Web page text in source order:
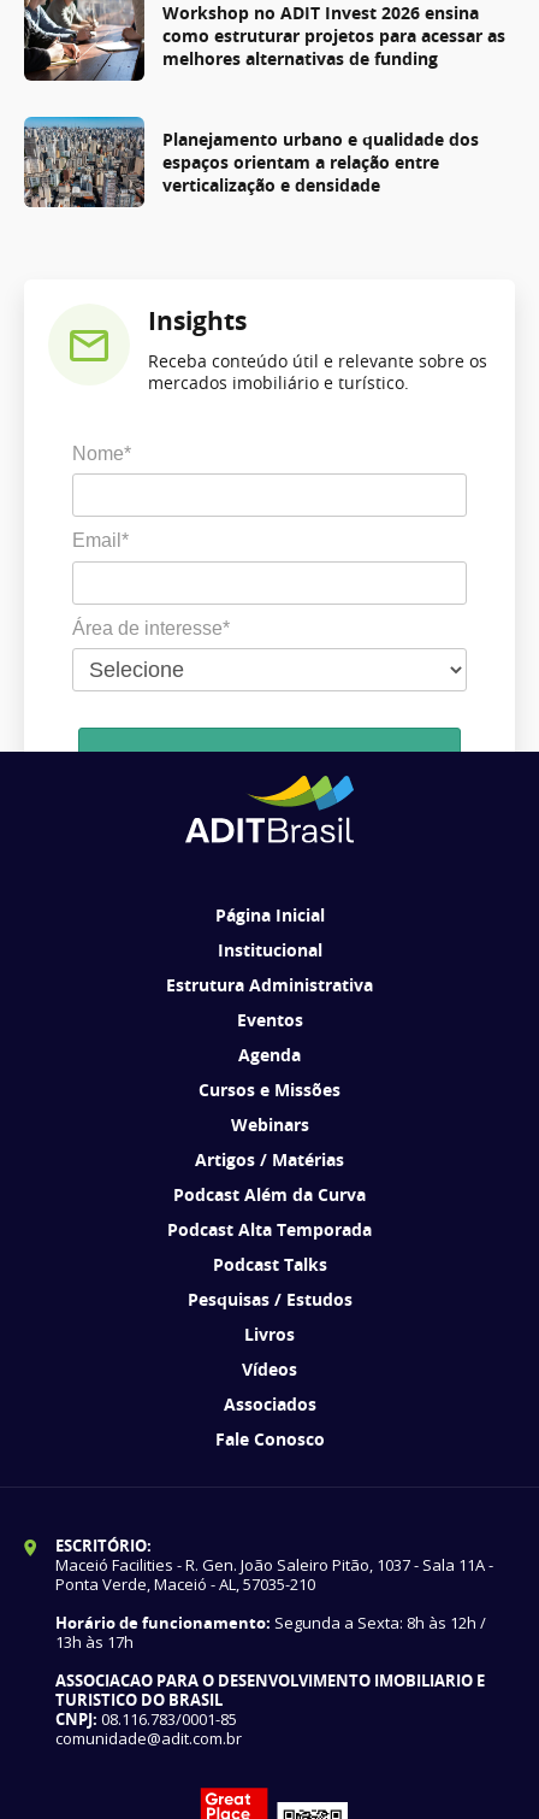
Workshop no ADIT Invest 2026 ensina
como estruturar projetos para acessar as
melhores alternativas de funding
Planejamento urbano e qualidade dos
espaços orientam a relação entre
verticalização e densidade
Insights
Receba conteúdo útil e relevante sobre os
mercados imobiliário e turístico.
Nome*
Email*
Área de interesse*
Ao se cadastrar, você concorda em receber comunicações da ADIT
Página Inicial
Institucional
Estrutura Administrativa
Eventos
Agenda
Cursos e Missões
Webinars
Artigos / Matérias
Podcast Além da Curva
Podcast Alta Temporada
Podcast Talks
Pesquisas / Estudos
Livros
Vídeos
Associados
Fale Conosco
ESCRITÓRIO:
Maceió Facilities - R. Gen. João Saleiro Pitão, 1037 - Sala 11A -
Ponta Verde, Maceió - AL, 57035-210
Horário de funcionamento: Segunda a Sexta: 8h às 12h /
13h às 17h
ASSOCIACAO PARA O DESENVOLVIMENTO IMOBILIARIO E
TURISTICO DO BRASIL
CNPJ: 08.116.783/0001-85
comunidade@adit.com.br